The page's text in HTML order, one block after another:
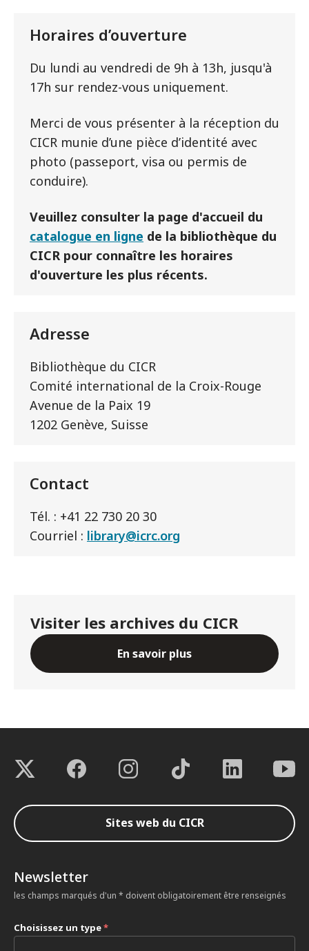
Horaires d’ouverture
Du lundi au vendredi de 9h à 13h, jusqu'à
17h sur rendez-vous uniquement.
Merci de vous présenter à la réception du
CICR munie d’une pièce d’identité avec
photo (passeport, visa ou permis de
conduire).
Veuillez consulter la page d'accueil du
catalogue en ligne de la bibliothèque du
CICR pour connaître les horaires
d'ouverture les plus récents.
Adresse
Bibliothèque du CICR
Comité international de la Croix-Rouge
Avenue de la Paix 19
1202 Genève, Suisse
Contact
Tél. : +41 22 730 20 30
Courriel : library@icrc.org
Visiter les archives du CICR
En savoir plus
Sites web du CICR
Newsletter
les champs marqués d'un * doivent obligatoirement être renseignés
Choisissez un type*